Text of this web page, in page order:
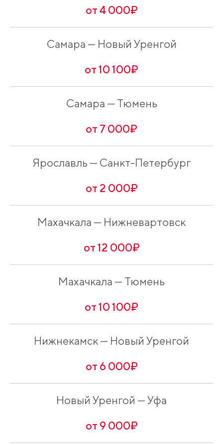
от 4 000₽
Самара — Новый Уренгой
от 10 100₽
Самара — Тюмень
от 7 000₽
Ярославль — Санкт-Петербург
от 2 000₽
Махачкала — Нижневартовск
от 12 000₽
Махачкала — Тюмень
от 10 100₽
Нижнекамск — Новый Уренгой
от 6 000₽
Новый Уренгой — Уфа
от 9 000₽